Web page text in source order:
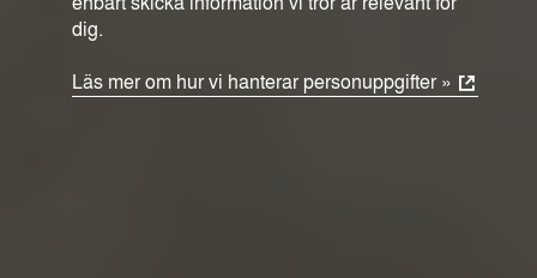
dig.
Läs mer om hur vi hanterar personuppgifter »